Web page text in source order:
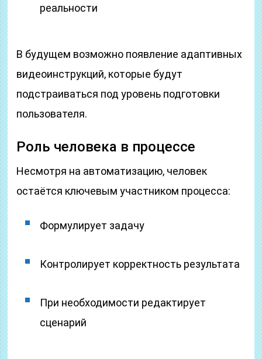
реальности
В будущем возможно появление адаптивных
видеоинструкций, которые будут
подстраиваться под уровень подготовки
пользователя.
Роль человека в процессе
Несмотря на автоматизацию, человек
остаётся ключевым участником процесса:
Формулирует задачу
Контролирует корректность результата
При необходимости редактирует
сценарий